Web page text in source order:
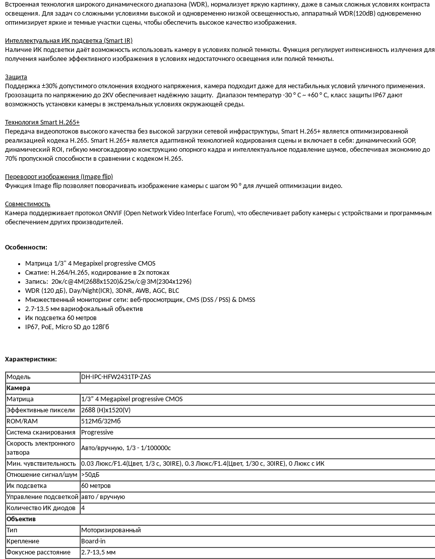
Встроенная технология широкого динамического диапазона (WDR), нормализует яркую картинку, даже в самых сложных условиях контраста
освещения. Для задач со сложными условиями высокой и одновременно низкой освещенностью, аппаратный WDR(120dB) одновременно
оптимизирует яркие и темные участки сцены, чтобы обеспечить высокое качество изображения.
Интеллектуальная ИК подсветка (Smart IR)
Наличие ИК подсветки даёт возможность использовать камеру в условиях полной темноты. Функция регулирует интенсивность излучения для
получения наиболее эффективного изображения в условиях недостаточного освещения или полной темноты.
Защита
Поддержка ±30% допустимого отклонения входного напряжения, камера подходит даже для нестабильных условий уличного применения.
Грозозащита по напряжению до 2KV обеспечивает надёжную защиту. Диапазон температур -30 ° C ~ +60 ° C, класс защиты IP67 дают
возможность установки камеры в экстремальных условиях окружающей среды.
Технология Smart H.265+
Передача видеопотоков высокого качества без высокой загрузки сетевой инфраструктуры, Smart H.265+ является оптимизированной
реализацией кодека H.265. Smart H.265+ является адаптивной технологией кодирования сцены и включает в себя: динамический GOP,
динамический ROI, гибкую многокадровую конструкцию опорного кадра и интеллектуальное подавление шумов, обеспечивая экономию до
70% пропускной способности в сравнении с кодеком H.265.
Переворот изображения (Image flip)
Функция Image flip позволяет поворачивать изображение камеры с шагом 90 ° для лучшей оптимизации видео.
Совместимость
Камера поддерживает протокол ONVIF (Open Network Video Interface Forum), что обеспечивает работу камеры с устройствами и программным
обеспечением других производителей.
Особенности:
Матрица 1/3" 4 Megapixel progressive CMOS
Сжатие: H.264/H.265, кодирование в 2х потоках
Запись: 20к/с@4M(2688x1520)&25к/с@3M(2304x1296)
WDR (120 дБ), Day/Night(ICR), 3DNR, AWB, AGC, BLC
Множественный мониторинг сети: веб-просмотрщик, CMS (DSS / PSS) & DMSS
2.7-13.5 мм вариофокальный объектив
Ик подсветка 60 метров
IP67, PoE, Micro SD до 128Гб
Характеристики:
Модель
DH-IPC-HFW2431TP-ZAS
Камера
Матрица
1/3” 4 Megapixel progressive CMOS
Эффективные пиксели
2688 (H)x1520(V)
ROM/RAM
512Мб/32Мб
Система сканирования
Progressive
Скорость электронного
затвора
Авто/вручную, 1/3 - 1/100000с
Мин. чувствительность
0.03 Люкс/F1.4(Цвет, 1/3 с, 30IRE), 0.3 Люкс/F1.4(Цвет, 1/30 с, 30IRE), 0 Люкс с ИК
Отношение сигнал/шум >50дБ
Ик подсветка
60 метров
Управление подсветкой авто / вручную
Количество ИК диодов
4
Объектив
Тип
Моторизированный
Крепление
Board-in
Фокусное расстояние
2.7-13,5 мм